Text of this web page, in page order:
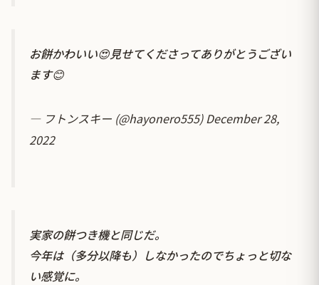
お餅かわいい😍見せてくださってありがとうござい
ます😊
— フトンスキー (@hayonero555)December 28,
2022
実家の餅つき機と同じだ。
今年は（多分以降も）しなかったのでちょっと切な
い感覚に。